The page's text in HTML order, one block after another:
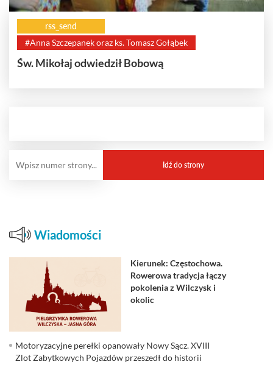
rss_send
#Anna Szczepanek oraz ks. Tomasz Gołąbek
Św. Mikołaj odwiedził Bobową
Wiadomości
Kierunek: Częstochowa.
Rowerowa tradycja łączy
pokolenia z Wilczysk i
okolic
Motoryzacyjne perełki opanowały Nowy Sącz. XVIII
Zlot Zabytkowych Pojazdów przeszedł do historii